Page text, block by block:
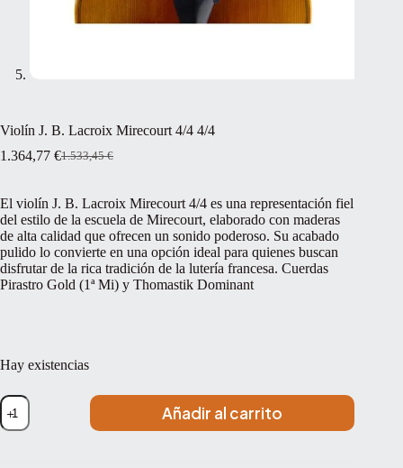
Violín J. B. Lacroix Mirecourt 4/4 4/4
1.533,45€
El
original
era:
1.533,45 €.
1.364,77 €
El
actual
es:
1.364,77 €.
El violín J. B. Lacroix Mirecourt 4/4 es una representación fiel
del estilo de la escuela de Mirecourt, elaborado con maderas
de alta calidad que ofrecen un sonido poderoso. Su acabado
pulido lo convierte en una opción ideal para quienes buscan
disfrutar de la rica tradición de la lutería francesa. Cuerdas
Pirastro Gold (1ª Mi) y Thomastik Dominant
Hay existencias
Violín
J.
B.
Añadir al carrito